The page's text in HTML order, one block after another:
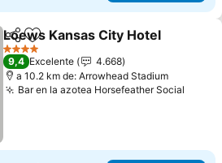
CompartirAgregar a favoritos
Loews Kansas City Hotel
4 Estrellas
9,4 Excelente
4.668
a 10.2 km de: Arrowhead Stadium
Bar en la azotea Horsefeather Social